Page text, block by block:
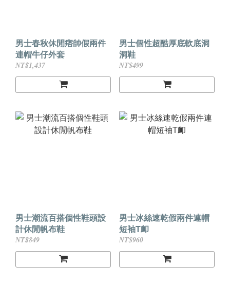
男士春秋休閒痞帥假兩件
連帽牛仔外套
NT$1,437
男士個性超酷厚底軟底洞
洞鞋
NT$499
男士潮流百搭個性鞋頭設
計休閒帆布鞋
NT$849
男士冰絲速乾假兩件連帽
短袖T卹
NT$960